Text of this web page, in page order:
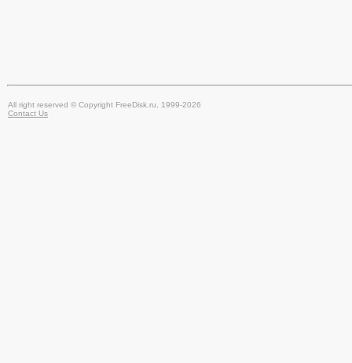
All right reserved © Copyright FreeDisk.ru, 1999-2026
Contact Us